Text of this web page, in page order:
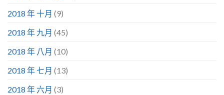
2018 年 十月 (9)
2018 年 九月 (45)
2018 年 八月 (10)
2018 年 七月 (13)
2018 年 六月 (3)